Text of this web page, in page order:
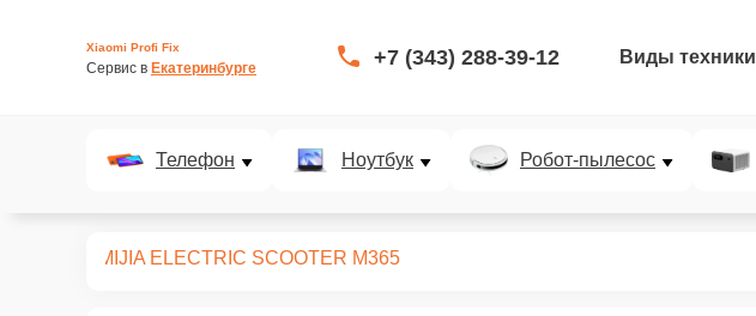
Xiaomi Profi Fix
Сервис в Екатеринбурге +7 (343) 288-39-12 Виды техники
Телефон Ноутбук Робот-пылесос
MIJIA ELECTRIC SCOOTER M365